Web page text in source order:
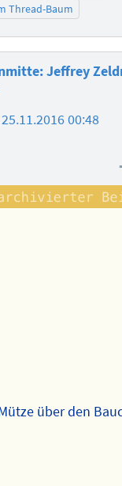
Thread-Baum
Jeffrey
25.11.2016 00:48
über den